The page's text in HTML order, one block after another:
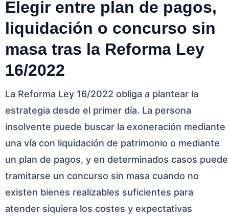
Elegir entre plan de pagos,
liquidación o concurso sin
masa tras la Reforma Ley
16/2022
La Reforma Ley 16/2022 obliga a plantear la
estrategia desde el primer día. La persona
insolvente puede buscar la exoneración mediante
una vía con liquidación de patrimonio o mediante
un plan de pagos, y en determinados casos puede
tramitarse un concurso sin masa cuando no
existen bienes realizables suficientes para
atender siquiera los costes y expectativas